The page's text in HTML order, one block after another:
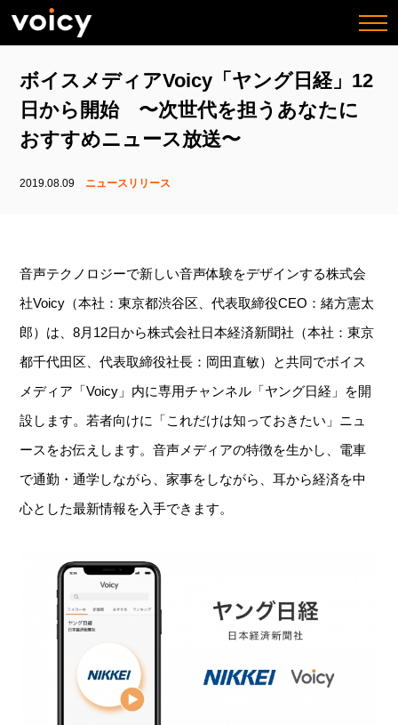
ボイスメディアVoicy「ヤング日経」12
日から開始 〜次世代を担うあなたに
おすすめニュース放送〜
2019.08.09 ニュースリリース
音声テクノロジーで新しい音声体験をデザインする株式会
社Voicy（本社：東京都渋谷区、代表取締役CEO：緒方憲太
郎）は、8月12日から株式会社日本経済新聞社（本社：東京
都千代田区、代表取締役社長：岡田直敏）と共同でボイス
メディア「Voicy」内に専用チャンネル「ヤング日経」を開
設します。若者向けに「これだけは知っておきたい」ニュ
ースをお伝えします。音声メディアの特徴を生かし、電車
で通勤・通学しながら、家事をしながら、耳から経済を中
心とした最新情報を入手できます。